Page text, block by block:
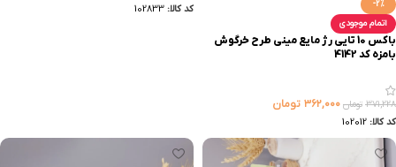
-2%
اتمام موجودی
باکس 10 تایی رژ مایع مینی طرح خرگوش
بامزه کد 4142
۳۷۱,۲۲۸ تومان ۳۶۲,۰۰۰ تومان
کد کالا: 102012
کد کالا: 102833